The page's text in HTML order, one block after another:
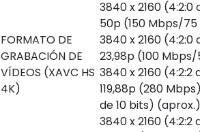
FORMATO DE
GRABACIÓN DE
VÍDEOS (XAVC HS
4K)
3840 x 2160
50p (150 Mbps/
3840 x 2160
23,98p (100
3840 x 2160
119,88p (280
de 10 bits)
3840 x 2160